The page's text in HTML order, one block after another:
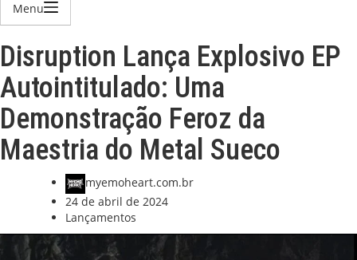
Menu
Disruption Lança Explosivo EP
Autointitulado: Uma
Demonstração Feroz da
Maestria do Metal Sueco
myemoheart.com.br
24 de abril de 2024
Lançamentos